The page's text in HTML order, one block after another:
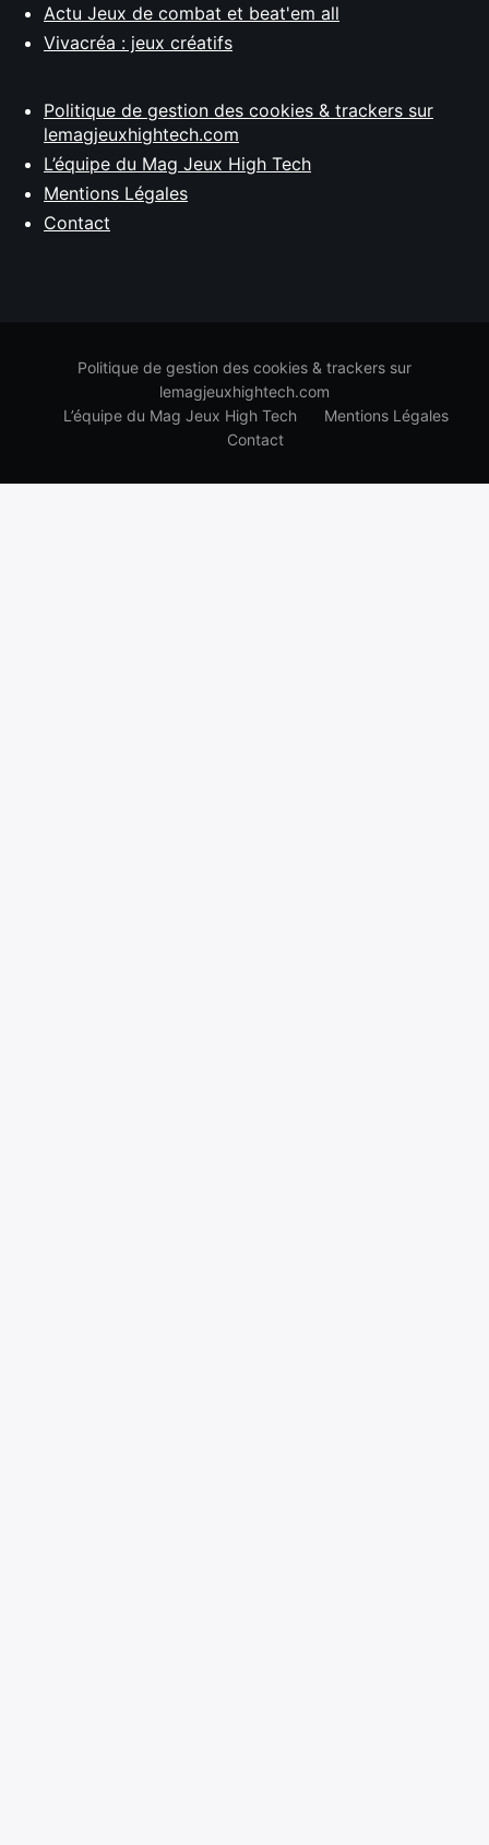
Actu Jeux de combat et beat'em all
Vivacréa : jeux créatifs
Politique de gestion des cookies & trackers sur
lemagjeuxhightech.com
L’équipe du Mag Jeux High Tech
Mentions Légales
Contact
Politique de gestion des cookies & trackers sur
lemagjeuxhightech.com
L’équipe du Mag Jeux High Tech
Mentions Légales
Contact